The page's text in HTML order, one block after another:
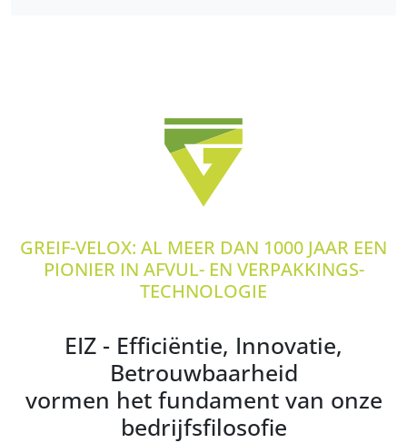
GREIF-VELOX: AL MEER DAN 1000 JAAR EEN
PIONIER IN AFVUL- EN VERPAKKINGS­
TECHNOLOGIE
EIZ - Efficiëntie, Innovatie,
Betrouwbaarheid
vormen het fundament van onze
bedrijfsfilosofie